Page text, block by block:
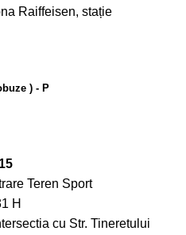
Raiffeisen, stație
) - P
Teren Sport
H
cu Str. Tineretului